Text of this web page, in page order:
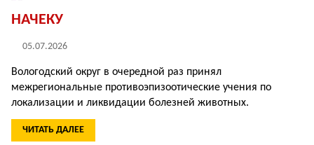
НАЧЕКУ
05.07.2026
Вологодский округ в очередной раз принял
межрегиональные противоэпизоотические учения по
локализации и ликвидации болезней животных.
ЧИТАТЬ ДАЛЕЕ